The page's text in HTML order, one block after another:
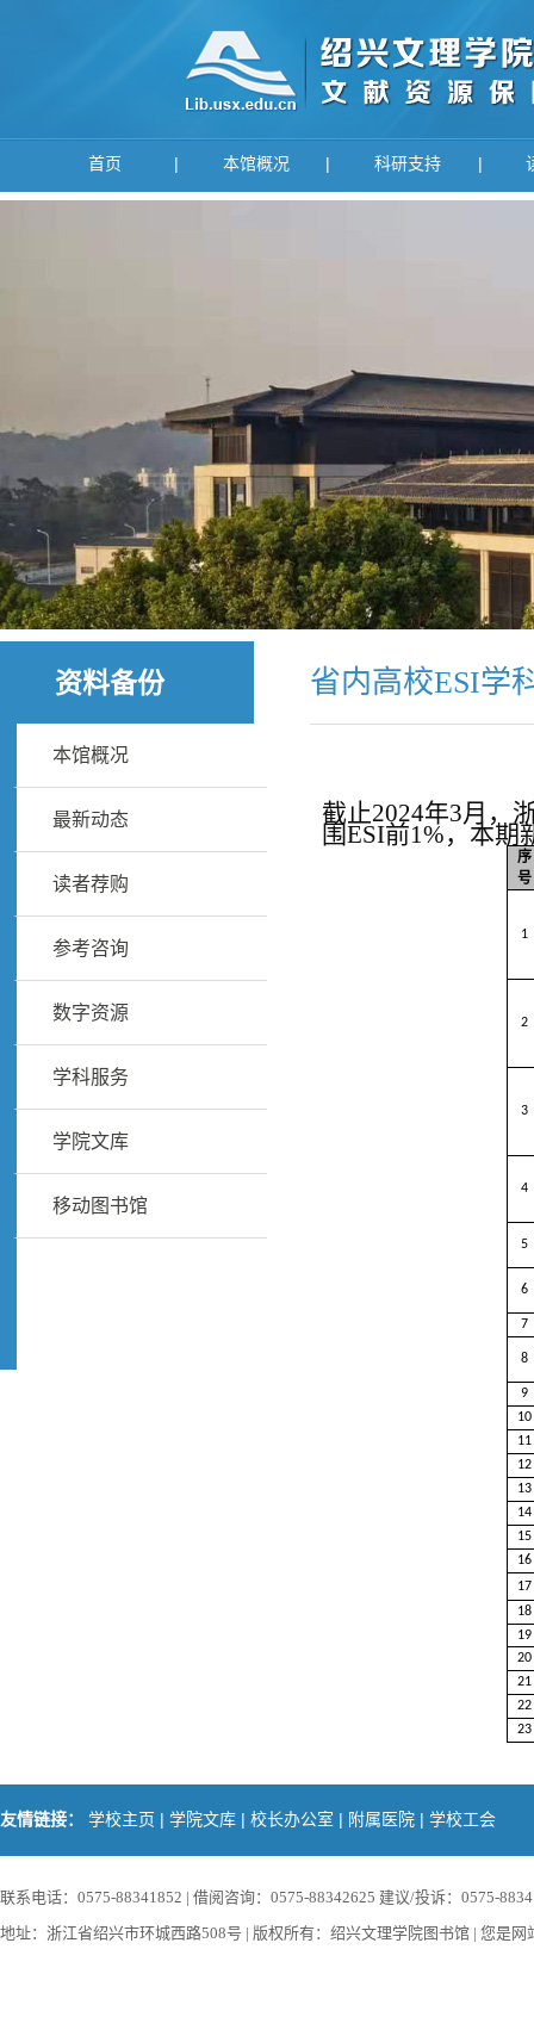
首页 | 本馆概况 | 科研支持 |
省内高校ESI学
截止2024年3月，
围ESI前1%，本期
序
号
1
2
3
4
5
6
7
8
9
10
11
12
13
14
15
16
17
18
19
20
21
22
23
资料备份
本馆概况
最新动态
读者荐购
参考咨询
数字资源
学科服务
学院文库
移动图书馆
友情链接： 学校主页 | 学院文库 | 校长办公室 | 附属医院 | 学校工会
联系电话：0575-88341852 | 借阅咨询：0575-88342625 建议/投诉：0575-
地址：浙江省绍兴市环城西路508号 | 版权所有：绍兴文理学院图书馆 | 您是网